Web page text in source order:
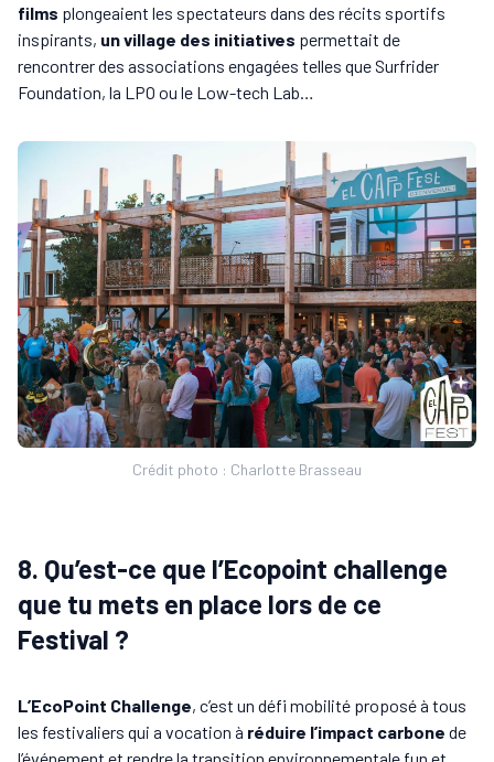
films plongeaient les spectateurs dans des récits sportifs
inspirants, un village des initiatives permettait de
rencontrer des associations engagées telles que Surfrider
Foundation, la LPO ou le Low-tech Lab…
Crédit photo : Charlotte Brasseau
8. Qu’est-ce que l’Ecopoint challenge
que tu mets en place lors de ce
Festival ?
L’EcoPoint Challenge, c’est un défi mobilité proposé à tous
les festivaliers qui a vocation à réduire l’impact carbone de
l’événement et rendre la transition environnementale fun et